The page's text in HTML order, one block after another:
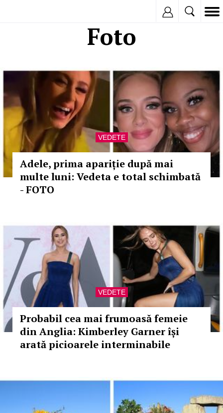
Foto
VEDETE
Adele, prima apariție după mai
multe luni: Vedeta e total schimbată
- FOTO
VEDETE
Probabil cea mai frumoasă femeie
din Anglia: Kimberley Garner își
arată picioarele interminabile